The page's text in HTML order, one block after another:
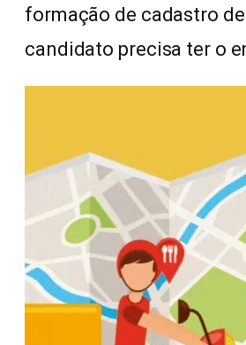
formação de cadastro
candidato precisa ter o